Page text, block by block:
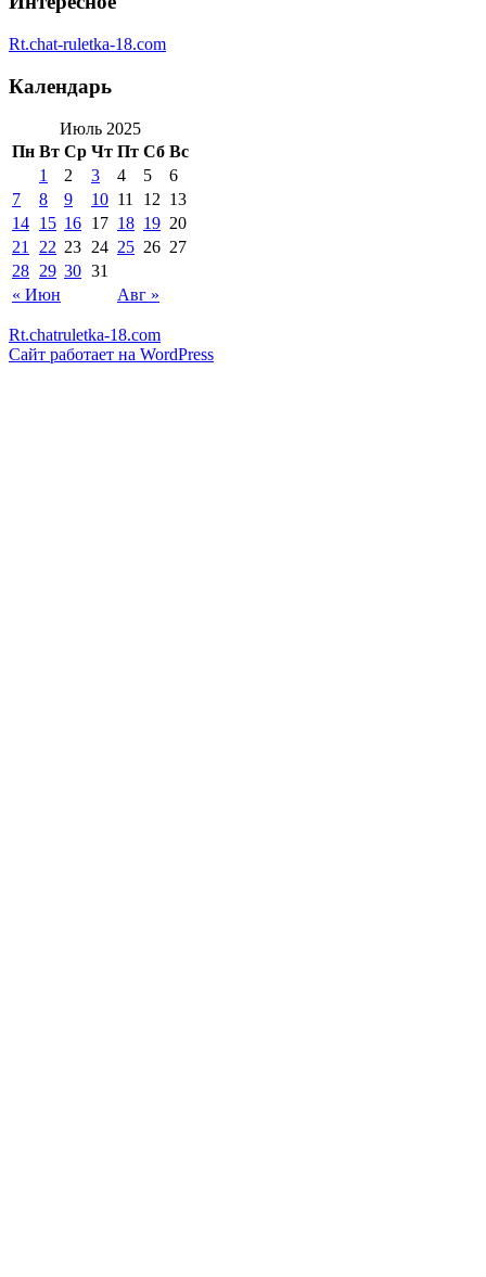
Rt.chat-ruletka-18.com
Календарь
Июль 2025
Пн Вт Ср Чт Пт Сб Вс
« Июн Авг »
1 2 3 4 5
6
7
8 9 10 11 12 13
14 15 16 17 18 19 20
21
22 23 24 25 26 27
28 29 30 31
Rt.chatruletka-18.com
Сайт работает на WordPress